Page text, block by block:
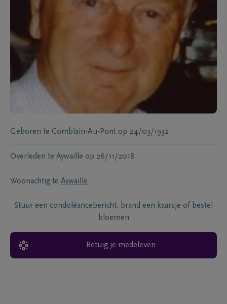
Geboren te Comblain-Au-Pont op 24/03/1932
Overleden te Aywaille op 26/11/2018
Woonachtig te Aywaille
Stuur een condoléancebericht, brand een kaarsje of bestel
bloemen
Betuig je medeleven